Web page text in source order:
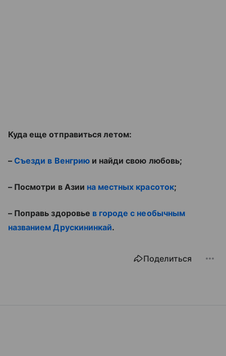
Куда еще отправиться летом:
– Съезди в Венгриюи найди свою любовь;
– Посмотри в Азии на местных красоток;
– Поправь здоровье в городе с необычным
названием Друскининкай.
Поделиться